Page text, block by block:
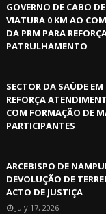
GOVERNO DE CABO
VIATURA 0 KM AO
DA PRM PARA
PATRULHAMENTO
SECTOR DA SAÚDE
REFORÇA
COM FORMAÇÃO DE
PARTICIPANTES
ARCEBISPO DE
DEVOLUÇÃO DE
ACTO DE JUSTIÇA
July 17, 2026